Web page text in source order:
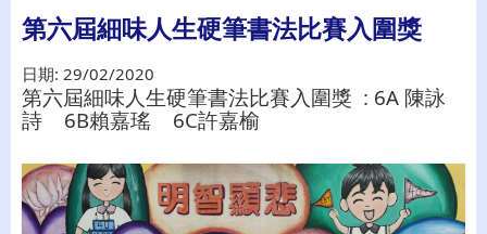
第六屆細味人生硬筆書法比賽入圍獎
第六屆細味人生硬筆書法比賽入圍獎
日期: 29/02/2020
第六屆細味人生硬筆書法比賽入圍獎 : 6A 陳詠
詩 6B賴嘉瑤 6C許嘉榆